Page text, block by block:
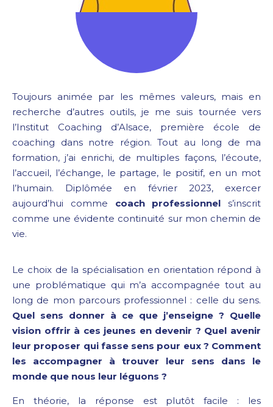
Toujours animée par les mêmes valeurs, mais en
recherche d’autres outils, je me suis tournée vers
l’Institut Coaching d’Alsace, première école de
coaching dans notre région. Tout au long de ma
formation, j’ai enrichi, de multiples façons, l’écoute,
l’accueil, l’échange, le partage, le positif, en un mot
l’humain. Diplômée en février 2023, exercer
aujourd’hui comme coach professionnel s’inscrit
comme une évidente continuité sur mon chemin de
vie.
Le choix de la spécialisation en orientation répond à
une problématique qui m’a accompagnée tout au
long de mon parcours professionnel : celle du sens.
Quel sens donner à ce que j’enseigne ? Quelle
vision offrir à ces jeunes en devenir ? Quel avenir
leur proposer qui fasse sens pour eux ? Comment
les accompagner à trouver leur sens dans le
monde que nous leur léguons ?
En théorie, la réponse est plutôt facile : les